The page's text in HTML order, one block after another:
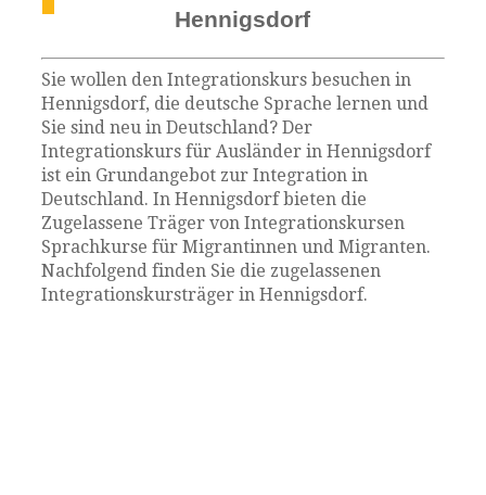
Hennigsdorf
Sie wollen den Integrationskurs besuchen in
Hennigsdorf, die deutsche Sprache lernen und
Sie sind neu in Deutschland? Der
Integrationskurs für Ausländer in Hennigsdorf
ist ein Grundangebot zur Integration in
Deutschland. In Hennigsdorf bieten die
Zugelassene Träger von Integrationskursen
Sprachkurse für Migrantinnen und Migranten.
Nachfolgend finden Sie die zugelassenen
Integrationskursträger in Hennigsdorf.